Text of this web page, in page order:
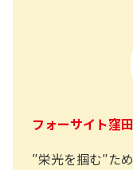
フォーサイト窪
″栄光を掴む″た